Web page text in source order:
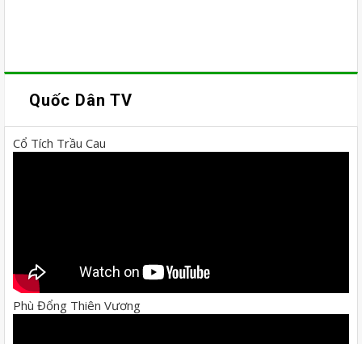
Quốc Dân TV
Cổ Tích Trầu Cau
Phù Đổng Thiên Vương